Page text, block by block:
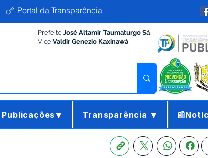
Portal da Transparência
Prefeito José Altamir Taumaturgo Sá
Vice Valdir Genezio Kaxinawá
Publicações🔽 Transparência 🔽